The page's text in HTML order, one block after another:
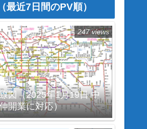
最近7日間のPV順）
図（2025年1月19日 中
開業に対応）
247 views